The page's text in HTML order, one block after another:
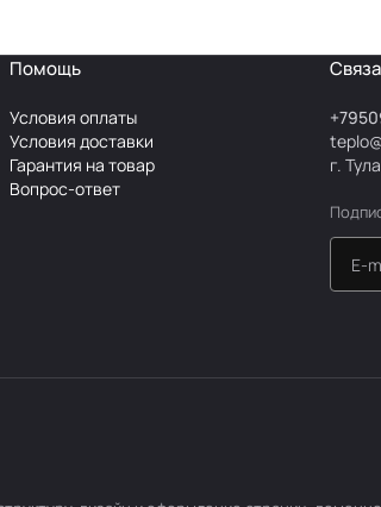
Помощь
Условия оплаты
Условия доставки
Гарантия на товар
Вопрос-ответ
г.